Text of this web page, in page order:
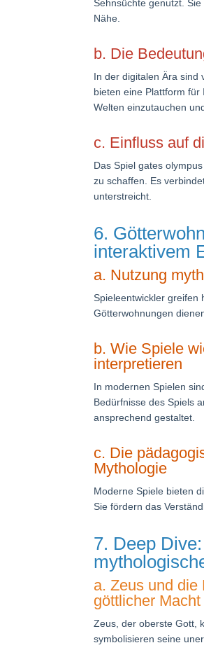
Sehnsüchte genutzt.
Nähe.
b. Die
In der digitalen Ära sind
bieten eine Plattform
Welten einzutauchen
c. Einfluss auf
Das Spiel gates
zu schaffen. Es
unterstreicht.
6.
interaktivem
a. Nutzung
Spieleentwickler greifen
Götterwohnungen
b. Wie Spiele
interpretieren
In modernen Spielen
Bedürfnisse des Spiels
ansprechend gestaltet.
c. Die
Mythologie
Moderne Spiele bieten
Sie fördern das
7. Deep
a. Zeus und die
göttlicher Macht
Zeus, der oberste Gott,
symbolisieren seine